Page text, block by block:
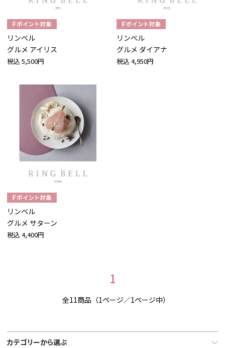
リンベル
グルメ アイリス
税込 5,500円
リンベル
グルメ ダイアナ
税込 4,950円
リンベル
グルメ サターン
税込 4,400円
1
全11商品（1ページ／1ページ中）
カテゴリーから選ぶ